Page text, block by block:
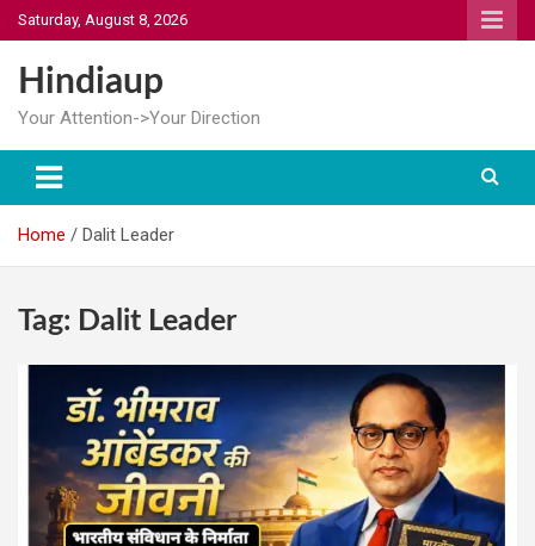
Skip
to
content
Saturday, August 8, 2026
Hindiaup
Your Attention->Your Direction
Home Dalit Leader
Tag: Dalit Leader